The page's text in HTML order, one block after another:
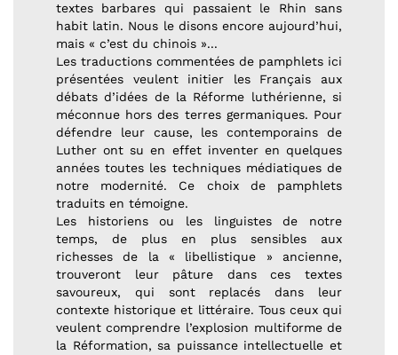
textes barbares qui passaient le Rhin sans
habit latin. Nous le disons encore aujourd’hui,
mais « c’est du chinois »...
Les traductions commentées de pamphlets ici
présentées veulent initier les Français aux
débats d’idées de la Réforme luthérienne, si
méconnue hors des terres germaniques. Pour
défendre leur cause, les contemporains de
Luther ont su en effet inventer en quelques
années toutes les techniques médiatiques de
notre modernité. Ce choix de pamphlets
traduits en témoigne.
Les historiens ou les linguistes de notre
temps, de plus en plus sensibles aux
richesses de la « libellistique » ancienne,
trouveront leur pâture dans ces textes
savoureux, qui sont replacés dans leur
contexte historique et littéraire. Tous ceux qui
veulent comprendre l’explosion multiforme de
la Réformation, sa puissance intellectuelle et